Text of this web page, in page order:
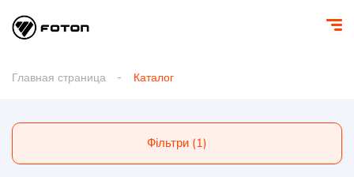
Главная страница Каталог
Фільтри (1)